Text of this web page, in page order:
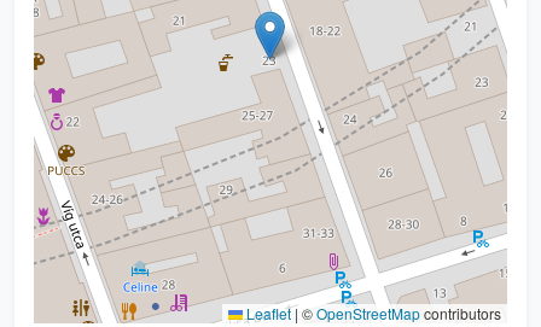
Leaflet| ©OpenStreetMapcontributors